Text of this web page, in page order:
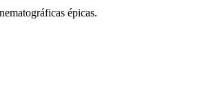
épicas.